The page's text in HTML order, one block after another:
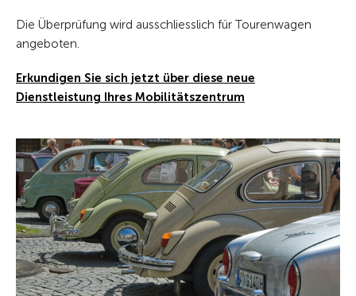
Die Überprüfung wird ausschliesslich für Tourenwagen
angeboten.
Erkundigen Sie sich jetzt über diese neue
Dienstleistung Ihres Mobilitätszentrum